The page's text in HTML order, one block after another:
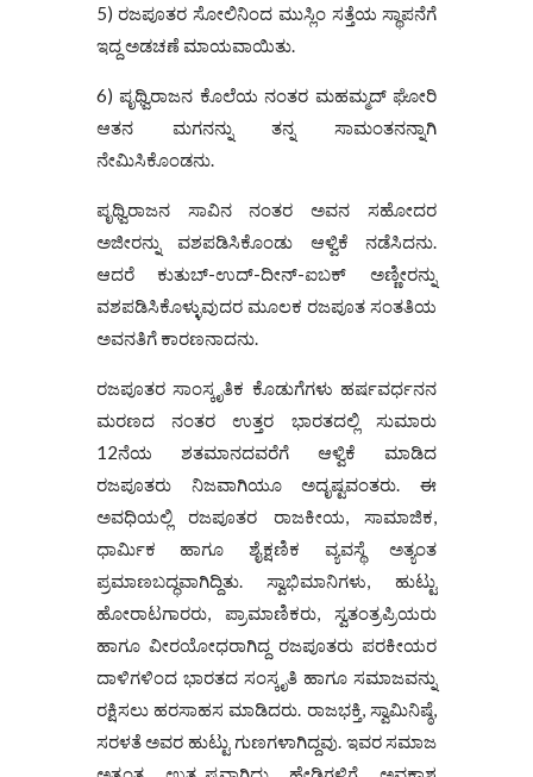
5) ರಜಪೂತರ ಸೋಲಿನಿಂದ ಮುಸ್ಲಿಂ ಸತ್ತೆಯ ಸ್ಥಾಪನೆಗೆ
ಇದ್ದ ಅಡಚಣೆ ಮಾಯವಾಯಿತು.
6) ಪೃಥ್ವಿರಾಜನ ಕೊಲೆಯ ನಂತರ ಮಹಮ್ಮದ್ ಘೋರಿ
ಆತನ ಮಗನನ್ನು ತನ್ನ ಸಾಮಂತನನ್ನಾಗಿ
ನೇಮಿಸಿಕೊಂಡನು.
ಪೃಥ್ವಿರಾಜನ ಸಾವಿನ ನಂತರ ಅವನ ಸಹೋದರ
ಅಜೀರನ್ನು ವಶಪಡಿಸಿಕೊಂಡು ಆಳ್ವಿಕೆ ನಡೆಸಿದನು.
ಆದರೆ ಕುತುಬ್-ಉದ್-ದೀನ್-ಐಬಕ್ ಅಣ್ಣೀರನ್ನು
ವಶಪಡಿಸಿಕೊಳ್ಳುವುದರ ಮೂಲಕ ರಜಪೂತ ಸಂತತಿಯ
ಅವನತಿಗೆ ಕಾರಣನಾದನು.
ರಜಪೂತರ ಸಾಂಸ್ಕೃತಿಕ ಕೊಡುಗೆಗಳು ಹರ್ಷವರ್ಧನನ
ಮರಣದ ನಂತರ ಉತ್ತರ ಭಾರತದಲ್ಲಿ ಸುಮಾರು
12ನೆಯ ಶತಮಾನದವರೆಗೆ ಆಳ್ವಿಕೆ ಮಾಡಿದ
ರಜಪೂತರು ನಿಜವಾಗಿಯೂ ಅದೃಷ್ಟವಂತರು. ಈ
ಅವಧಿಯಲ್ಲಿ ರಜಪೂತರ ರಾಜಕೀಯ, ಸಾಮಾಜಿಕ,
ಧಾರ್ಮಿಕ ಹಾಗೂ ಶೈಕ್ಷಣಿಕ ವ್ಯವಸ್ಥೆ ಅತ್ಯಂತ
ಪ್ರಮಾಣಬದ್ಧವಾಗಿದ್ದಿತು. ಸ್ವಾಭಿಮಾನಿಗಳು, ಹುಟ್ಟು
ಹೋರಾಟಗಾರರು, ಪ್ರಾಮಾಣಿಕರು, ಸ್ವತಂತ್ರಪ್ರಿಯರು
ಹಾಗೂ ವೀರಯೋಧರಾಗಿದ್ದ ರಜಪೂತರು ಪರಕೀಯರ
ದಾಳಿಗಳಿಂದ ಭಾರತದ ಸಂಸ್ಕೃತಿ ಹಾಗೂ ಸಮಾಜವನ್ನು
ರಕ್ಷಿಸಲು ಹರಸಾಹಸ ಮಾಡಿದರು. ರಾಜಭಕ್ತಿ, ಸ್ವಾಮಿನಿಷ್ಠೆ,
ಸರಳತೆ ಅವರ ಹುಟ್ಟು ಗುಣಗಳಾಗಿದ್ದವು. ಇವರ ಸಮಾಜ